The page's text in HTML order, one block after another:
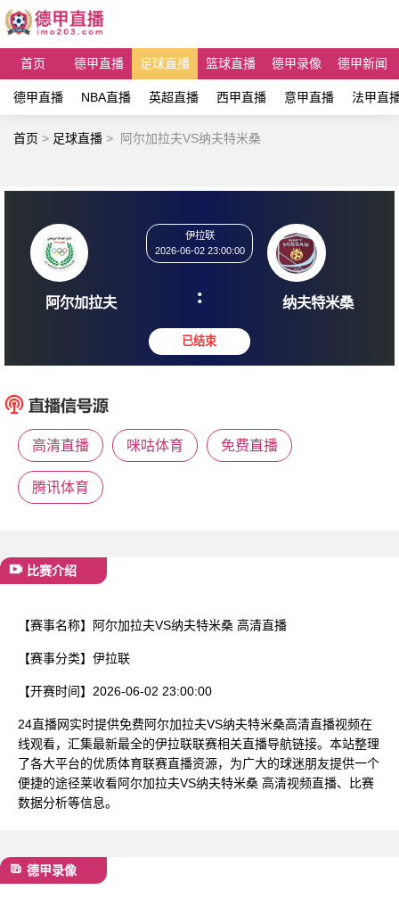
首页 德甲直播 足球直播 篮球直播 德甲录像 德甲新闻
德甲直播 NBA直播 英超直播 西甲直播 意甲直播 法甲直
首页 > 足球直播 > 阿尔加拉夫VS纳夫特米桑
阿尔加拉夫
2026-06-02 23:00:00
: 纳夫
高清直播 咪咕体育 免费直播
腾讯体育
比赛介绍
【赛事名称】 阿尔加拉夫VS纳夫特米桑 高清直播
【赛事分类】 伊拉联
【开赛时间】 2026-06-02 23:00:00
24直播网实时提供免费阿尔加拉夫VS纳夫特米桑高清直播视频在
线观看，汇集最新最全的伊拉联联赛相关直播导航链接。本站整理
了各大平台的优质体育联赛直播资源，为广大的球迷朋友提供一个
便捷的途径莱收看阿尔加拉夫VS纳夫特米桑 高清视频直播、比赛
数据分析等信息。
德甲录像